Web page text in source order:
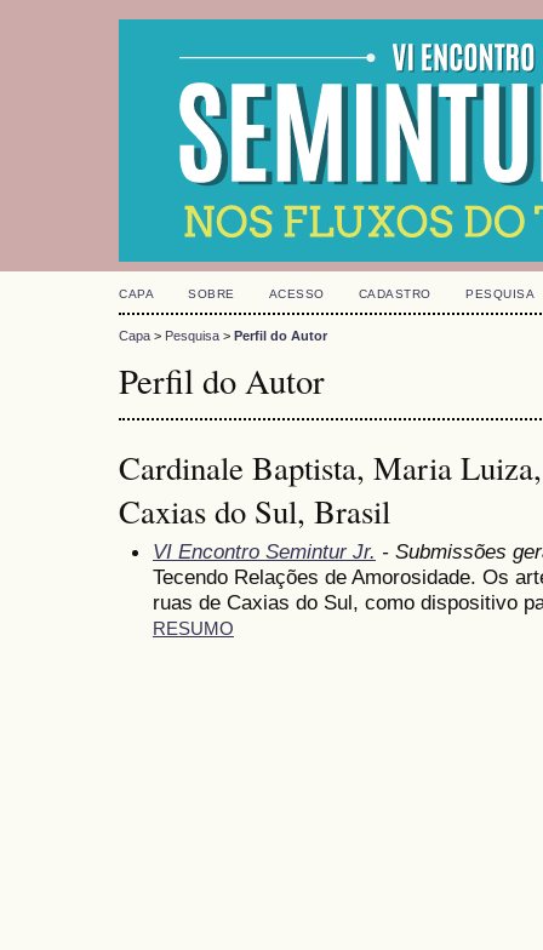
CAPA SOBRE ACESSO CADASTRO PESQUISA
Capa > Pesquisa > Perfil do Autor
Perfil do Autor
Cardinale Baptista, Maria
Caxias do Sul, Brasil
VI Encontro Semintur Jr. - Submissões
Tecendo Relações de Amorosidade. Os
ruas de Caxias do Sul, como dispositivo
RESUMO